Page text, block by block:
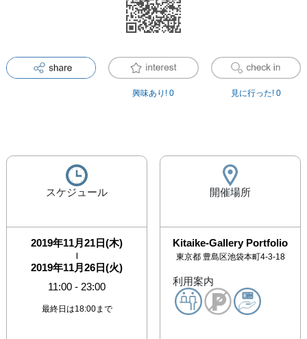
興味あり! 0 見に行った! 0
スケジュール
2019年11月21日(木)
|
2019年11月26日(火)
11:00 - 23:00
最終日は18:00まで
開催場所
Kitaike-Gallery Portfolio
東京都 豊島区池袋本町4-3-18
利用案内